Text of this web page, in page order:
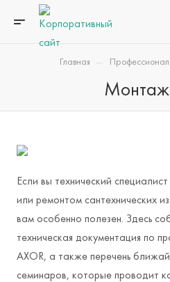
Главная —
Если вы технический
или ремонтом сантехнических
вам особенно полезен. Здесь
техническая документация по
AXOR, а также перечень
семинаров, которые проводит